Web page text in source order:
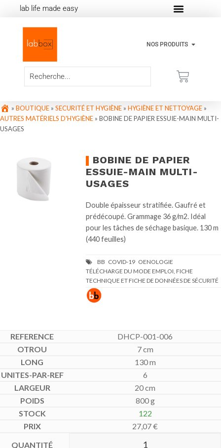
lab life made easy
NOS PRODUITS
» BOUTIQUE » SECURITÉ ET HYGIÈNE » HYGIÈNE ET NETTOYAGE »
AUTRES MATÉRIELS D'HYGIÈNE » BOBINE DE PAPIER ESSUIE-MAIN MULTI-
USAGES
BOBINE DE PAPIER
ESSUIE-MAIN MULTI-
USAGES
Double épaisseur stratifiée. Gaufré et
prédécoupé. Grammage 36 g/m2. Idéal
pour les tâches de séchage basique. 130 m
(440 feuilles)
TÉLÉCHARGE DU MODE EMPLOI, FICHE
TECHNIQUE ET FICHE DE DONNÉES DE SÉCURITÉ
DHCP-001-006
7 cm
130 m
6
20 cm
800 g
122
27,07€